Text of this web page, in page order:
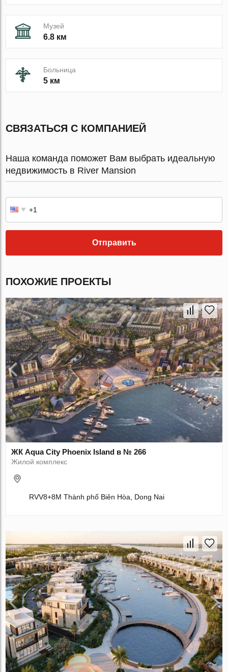
Музей
6.8 км
Больница
5 км
СВЯЗАТЬСЯ С КОМПАНИЕЙ
Наша команда поможет Вам выбрать идеальную
недвижимость в River Mansion
Отправить
ПОХОЖИЕ ПРОЕКТЫ
ЖК Aqua City Phoenix Island в № 266
Жилой комплекс
RVV8+8M Thành phố Biên Hòa, Dong Nai